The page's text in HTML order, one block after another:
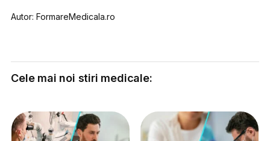
Autor: FormareMedicala.ro
Cele mai noi stiri medicale: